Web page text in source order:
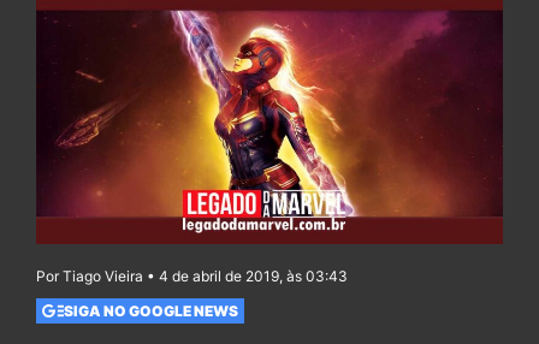
Por Tiago Vieira • 4 de abril de 2019, às 03:43
SIGA NO GOOGLE NEWS